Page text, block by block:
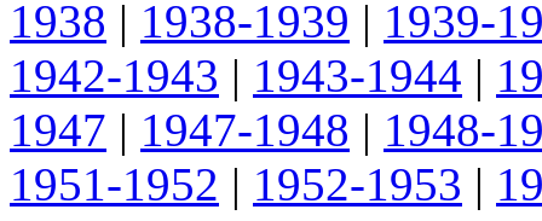
1938 | 1938-1939 | 1939-
1942-1943 | 1943-1944 |
1947 | 1947-1948 | 1948-
1951-1952 | 1952-1953 |